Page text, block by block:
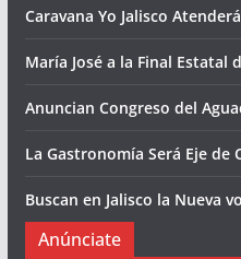
Caravana Yo Jalisco
María José a la Final Estatal
Anuncian Congreso del
La Gastronomía Será Eje de
Buscan en Jalisco la Nueva
Anúnciate